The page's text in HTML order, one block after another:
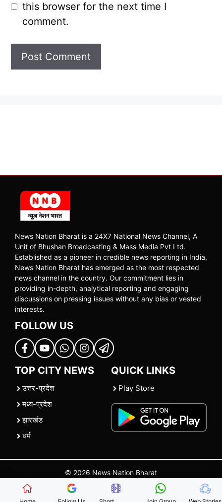
this browser for the next time I
comment.
News Nation Bharat is a 24X7 National News Channel, A
Unit of Bhushan Broadcasting & Mass Media Pvt Ltd.
Established as a pioneer in credible news reporting in India,
News Nation Bharat has emerged as the most respected
news channel in the country. Our commitment lies in
providing in-depth, analytical reporting and engaging
discussions on pressing issues without any bias or vested
interests.
FOLLOW US
TOP CITY NEWS
उत्तर-प्रदेश
मध्य-प्रदेश
झारखंड
धर्म
QUICK LINKS
Play Store
© 2026 News Nation Bharat
| |Contact Us |Policies Terms and Conditions